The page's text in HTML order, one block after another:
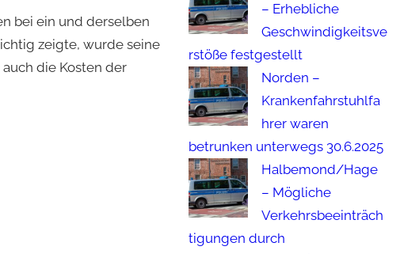
bei ein und derselben
zeigte, wurde seine
die Kosten der
– Erhebliche
Geschwindigkeitsve
rstöße festgestellt
Norden –
Krankenfahrstuhlfa
hrer waren
betrunken unterwegs 30.6.2025
Halbemond/Hage
– Mögliche
Verkehrsbeeinträch
tigungen durch